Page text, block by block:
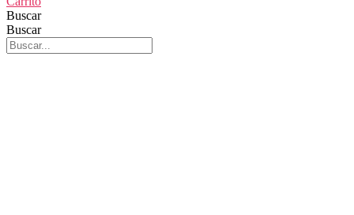
Buscar
Buscar